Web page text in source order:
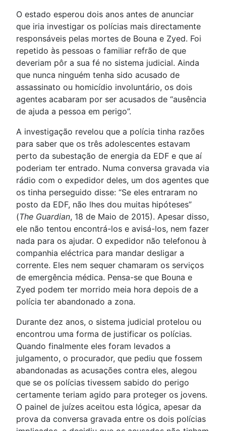
O estado esperou dois anos antes de anunciar
que iria investigar os polícias mais directamente
responsáveis pelas mortes de Bouna e Zyed. Foi
repetido às pessoas o familiar refrão de que
deveriam pôr a sua fé no sistema judicial. Ainda
que nunca ninguém tenha sido acusado de
assassinato ou homicídio involuntário, os dois
agentes acabaram por ser acusados de “ausência
de ajuda a pessoa em perigo”.
A investigação revelou que a polícia tinha razões
para saber que os três adolescentes estavam
perto da subestação de energia da EDF e que aí
poderiam ter entrado. Numa conversa gravada via
rádio com o expedidor deles, um dos agentes que
os tinha perseguido disse: “Se eles entraram no
posto da EDF, não lhes dou muitas hipóteses”
(The Guardian, 18 de Maio de 2015). Apesar disso,
ele não tentou encontrá-los e avisá-los, nem fazer
nada para os ajudar. O expedidor não telefonou à
companhia eléctrica para mandar desligar a
corrente. Eles nem sequer chamaram os serviços
de emergência médica. Pensa-se que Bouna e
Zyed podem ter morrido meia hora depois de a
polícia ter abandonado a zona.
Durante dez anos, o sistema judicial protelou ou
encontrou uma forma de justificar os polícias.
Quando finalmente eles foram levados a
julgamento, o procurador, que pediu que fossem
abandonadas as acusações contra eles, alegou
que se os polícias tivessem sabido do perigo
certamente teriam agido para proteger os jovens.
O painel de juízes aceitou esta lógica, apesar da
prova da conversa gravada entre os dois polícias